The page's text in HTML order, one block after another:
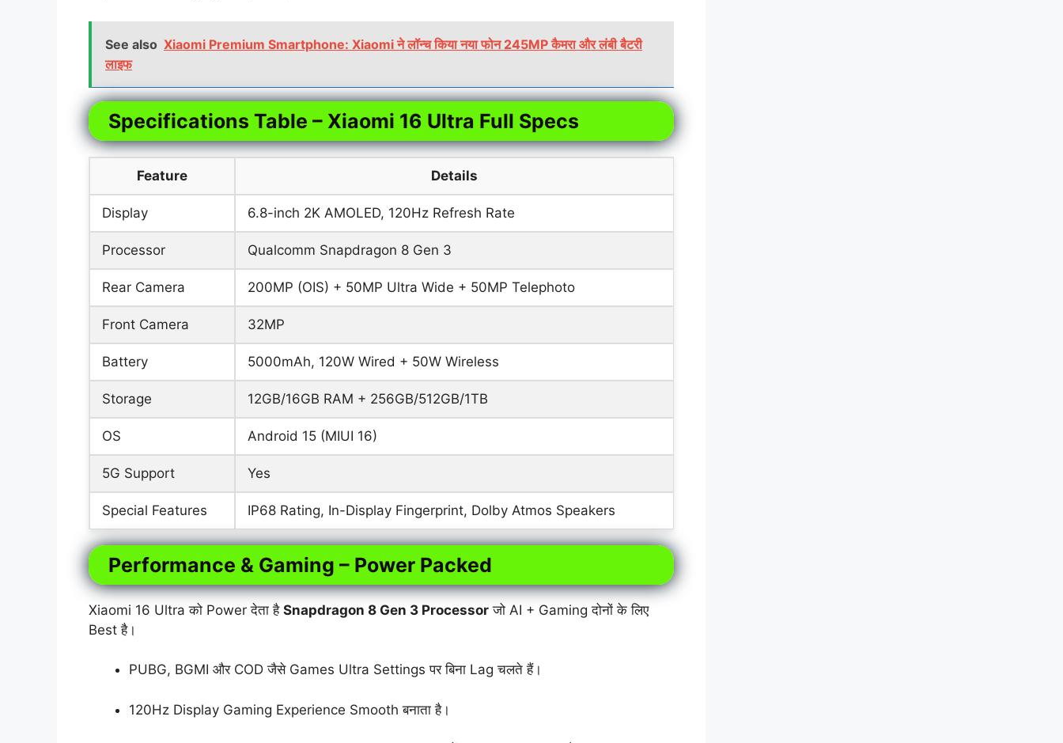
See also Xiaomi Premium Smartphone: Xiaomi ने लॉन्च किया नया फोन 245MP कैमरा और लंबी बैटरी
लाइफ
Specifications Table – Xiaomi 16 Ultra Full Specs
Feature Details
Display 6.8-inch 2K AMOLED, 120Hz Refresh Rate
Processor Qualcomm Snapdragon 8 Gen 3
Rear Camera 200MP (OIS) + 50MP Ultra Wide + 50MP Telephoto
Front Camera 32MP
Battery 5000mAh, 120W Wired + 50W Wireless
Storage 12GB/16GB RAM + 256GB/512GB/1TB
OS Android 15 (MIUI 16)
5G Support Yes
Special Features IP68 Rating, In-Display Fingerprint, Dolby Atmos Speakers
Performance & Gaming – Power Packed
Xiaomi 16 Ultra को Power देता है Snapdragon 8 Gen 3 Processor जो AI + Gaming दोनों के लिए
Best है।
PUBG, BGMI और COD जैसे Games Ultra Settings पर बिना Lag चलते हैं।
120Hz Display Gaming Experience Smooth बनाता है।